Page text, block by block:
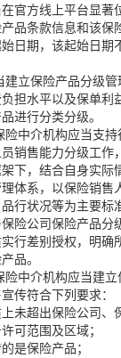
官方线上平台显著
品条款信息和该保
日期，该起始日期
立保险产品分级管
担水平以及保单利
进行分类分级。
中介机构应当支持
销售能力分级工作
下，结合自身实际
体系，以保险销售
行状况等为主要标
险公司保险产品分
行差别授权，明确
品。
中介机构应当建立
传符合下列要求：
上未超出保险公司、
可范围及区域；
是保险产品；